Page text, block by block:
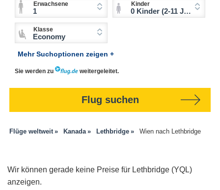
Erwachsene
1
Kinder
0 Kinder (2-11 Jahre)
Klasse
Economy
Mehr Suchoptionen zeigen +
Sie werden zu weitergeleitet.
Flug suchen
Flüge weltweit Kanada Lethbridge Wien nach Lethbridge
Wir können gerade keine Preise für Lethbridge (YQL)
anzeigen.